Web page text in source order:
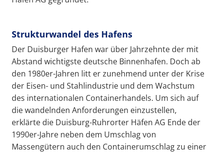
Strukturwandel des Hafens
Der Duisburger Hafen war über Jahrzehnte der mit
Abstand wichtigste deutsche Binnenhafen. Doch ab
den 1980er-Jahren litt er zunehmend unter der Krise
der Eisen- und Stahlindustrie und dem Wachstum
des internationalen Containerhandels. Um sich auf
die wandelnden Anforderungen einzustellen,
erklärte die Duisburg-Ruhrorter Häfen AG Ende der
1990er-Jahre neben dem Umschlag von
Massengütern auch den Containerumschlag zu einer